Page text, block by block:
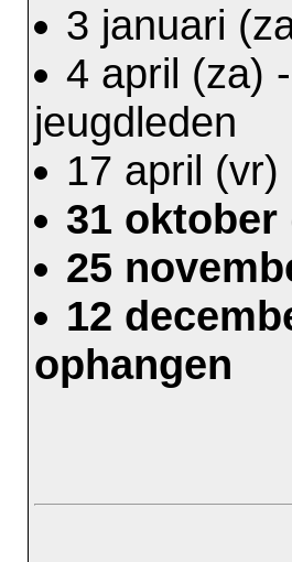
3 januari
4 april (za)
jeugdleden
17 april
31 oktober
25
12
ophangen